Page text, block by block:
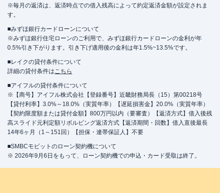
※毎月の返済は、返済時点での借入残高によって約定返済金額が設定されま
す。
■みずほ銀行カードローンについて
※みずほ銀行住宅ローンのご利用で、みずほ銀行カードローンの金利が年
0.5%引き下がります。引き下げ適用後の金利は年1.5%~13.5%です。
■レイクの貸付条件について
詳細の貸付条件はこちら
■アイフルの貸付条件について
※【商号】アイフル株式会社【登録番号】近畿財務局長（15）第00218号
【貸付利率】3.0%～18.0%（実質年率）【遅延損害金】20.0%（実質年率）
【契約限度額または貸付金額】800万円以内（要審査）【返済方式】借入後残
高スライド元利定額リボルビング返済方式【返済期間・回数】借入直後最長
14年6ヶ月（1～151回）【担保・連帯保証人】不要
■SMBCモビットのローン契約機について
※ 2026年9月6日をもって、ローン契約機での申込・カード受取は終了。